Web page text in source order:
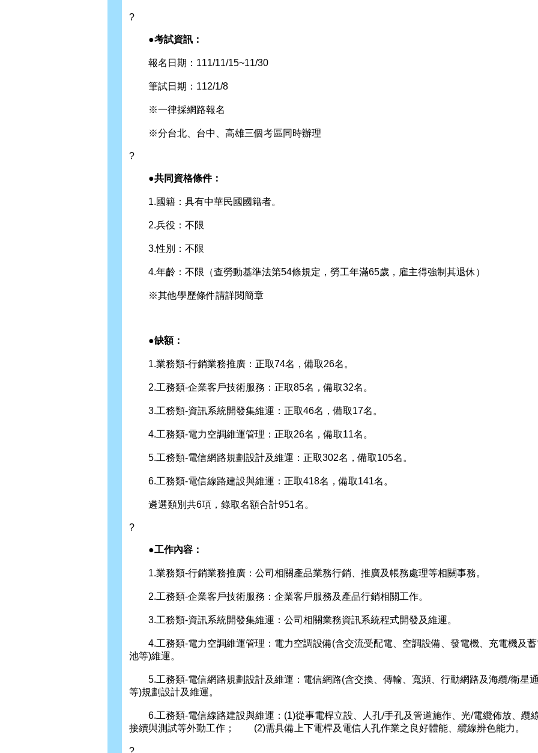
?
●考試資訊：
報名日期：111/11/15~11/30
筆試日期：112/1/8
※一律採網路報名
※分台北、台中、高雄三個考區同時辦理
?
●共同資格條件：
1.國籍：具有中華民國國籍者。
2.兵役：不限
3.性別：不限
4.年齡：不限（查勞動基準法第54條規定，勞工年滿65歲，雇主得強制其退休）
※其他學歷條件請詳閱簡章
●缺額：
1.業務類-行銷業務推廣：正取74名，備取26名。
2.工務類-企業客戶技術服務：正取85名，備取32名。
3.工務類-資訊系統開發集維運：正取46名，備取17名。
4.工務類-電力空調維運管理：正取26名，備取11名。
5.工務類-電信網路規劃設計及維運：正取302名，備取105名。
6.工務類-電信線路建設與維運：正取418名，備取141名。
遴選類別共6項，錄取名額合計951名。
?
●工作內容：
1.業務類-行銷業務推廣：公司相關產品業務行銷、推廣及帳務處理等相關事務。
2.工務類-企業客戶技術服務：企業客戶服務及產品行銷相關工作。
3.工務類-資訊系統開發集維運：公司相關業務資訊系統程式開發及維運。
4.工務類-電力空調維運管理：電力空調設備(含交流受配電、空調設備、發電機、充電機及蓄
池等)維運。
5.工務類-電信網路規劃設計及維運：電信網路(含交換、傳輸、寬頻、行動網路及海纜/衛星
等)規劃設計及維運。
6.工務類-電信線路建設與維運：(1)從事電桿立設、人孔/手孔及管道施作、光/電纜佈放、纜
接續與測試等外勤工作； (2)需具備上下電桿及電信人孔作業之良好體能、纜線辨色能力。
?